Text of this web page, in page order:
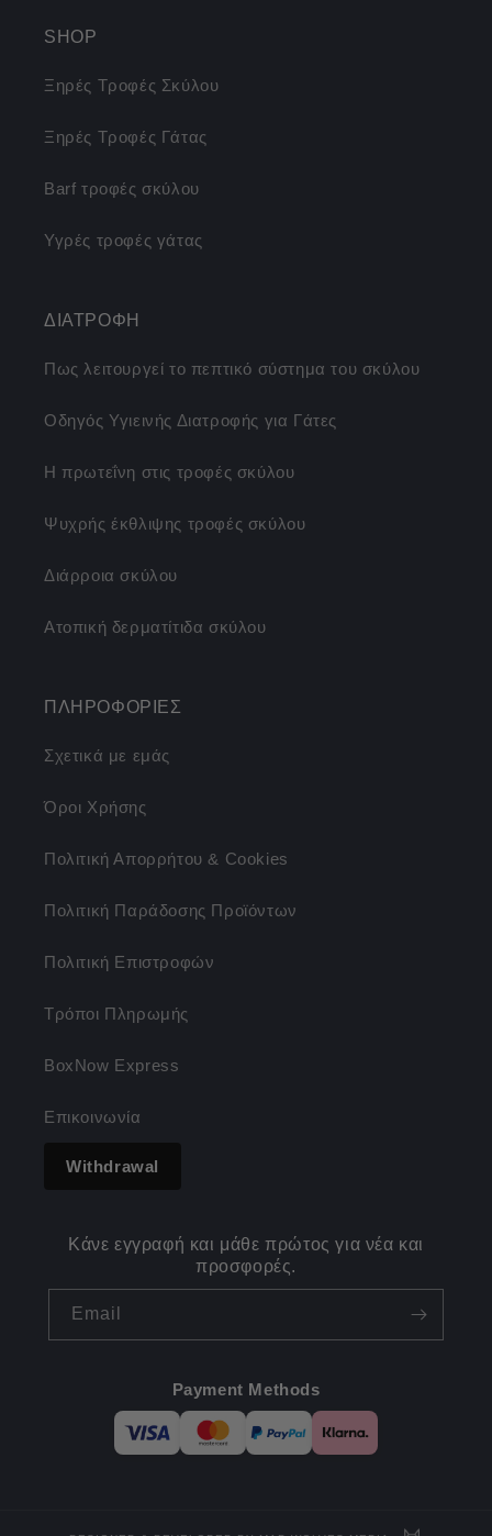
SHOP
Ξηρές Τροφές Σκύλου
Ξηρές Τροφές Γάτας
Barf τροφές σκύλου
Υγρές τροφές γάτας
ΔΙΑΤΡΟΦΗ
Πως λειτουργεί το πεπτικό σύστημα του σκύλου
Οδηγός Υγιεινής Διατροφής για Γάτες
Η πρωτεΐνη στις τροφές σκύλου
Ψυχρής έκθλιψης τροφές σκύλου
Διάρροια σκύλου
Ατοπική δερματίτιδα σκύλου
ΠΛΗΡΟΦΟΡΙΕΣ
Σχετικά με εμάς
Όροι Χρήσης
Πολιτική Απορρήτου & Cookies
Πολιτική Παράδοσης Προϊόντων
Πολιτική Επιστροφών
Τρόποι Πληρωμής
BoxNow Express
Επικοινωνία
Withdrawal
Κάνε εγγραφή και μάθε πρώτος για νέα και
προσφορές.
Email
Payment Methods